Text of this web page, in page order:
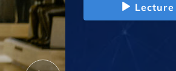
Lecture